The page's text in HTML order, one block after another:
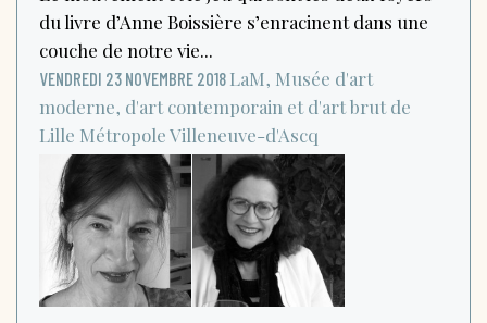
du livre d’Anne Boissière s’enracinent dans une
couche de notre vie...
VENDREDI 23 NOVEMBRE 2018 LaM, Musée d'art
moderne, d'art contemporain et d'art brut de
Lille MétropoleVilleneuve-d'Ascq